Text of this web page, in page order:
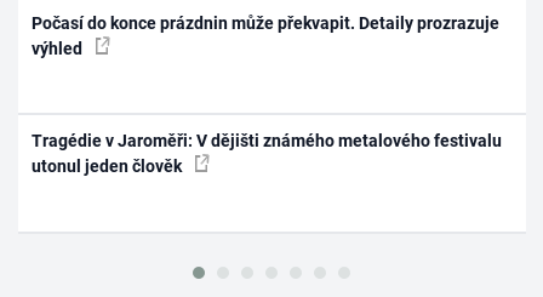
Počasí do konce prázdnin může překvapit. Detaily prozrazuje
výhled
Tragédie v Jaroměři: V dějišti známého metalového festivalu
utonul jeden člověk